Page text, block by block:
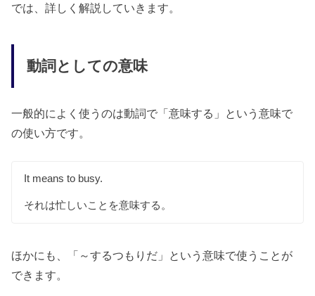
では、詳しく解説していきます。
動詞としての意味
一般的によく使うのは動詞で「意味する」という意味で
の使い方です。
It means to busy.
それは忙しいことを意味する。
ほかにも、「～するつもりだ」という意味で使うことが
できます。